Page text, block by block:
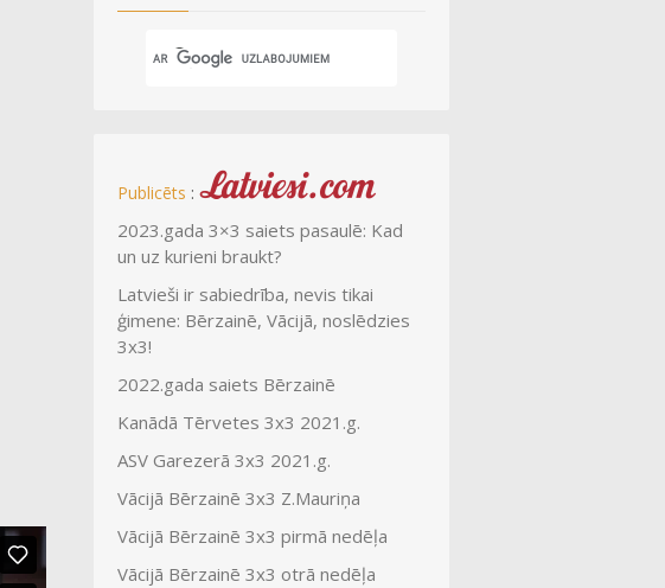
Publicēts :
2023.gada 3×3 saiets pasaulē: Kad
un uz kurieni braukt?
Latvieši ir sabiedrība, nevis tikai
ģimene: Bērzainē, Vācijā, noslēdzies
3x3!
2022.gada saiets Bērzainē
Kanādā Tērvetes 3x3 2021.g.
ASV Garezerā 3x3 2021.g.
Vācijā Bērzainē 3x3 Z.Mauriņa
Vācijā Bērzainē 3x3 pirmā nedēļa
Vācijā Bērzainē 3x3 otrā nedēļa